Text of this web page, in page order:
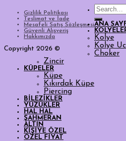
Gizlilik Politikası
Teslimat ve İade
Mesafeli Satış Sözleşmesi
Güvenli Alışveriş
Hakkımızda
Copyright 2026 ©
Search
for:
ANA
Kolye
Kolye
Choker
Zincir
KÜPELER
Küpe
Kıkırdak Küpe
Piercing
BİLEZİKLER
YÜZÜKLER
HAL HAL
ŞAHMERAN
ALTIN
KİŞİYE ÖZEL
ÖZEL FİYAT